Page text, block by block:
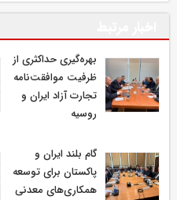
بهره‌گیری حداکثری از
ظرفیت موافقت‌نامه
تجارت آزاد ایران و
روسیه
گام بلند ایران و
پاکستان برای توسعه
همکاری‌های معدنی